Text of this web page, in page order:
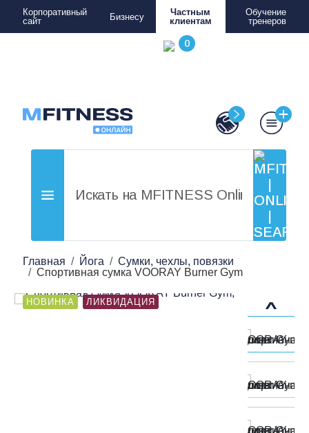
Корпоративный
сайт
Бизнесу
Частным
клиентам
Обучение
тренеров
Главная Йога
Сумки, чехлы, повязки
Спортивная сумка VOORAY Burner Gym
НОВИНКА ЛИКВИДАЦИЯ